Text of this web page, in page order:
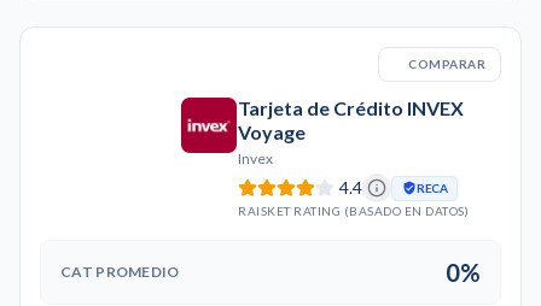
COMPARAR
Tarjeta de Crédito INVEX
Voyage
Invex
4.4
RECA
RAISKET RATING (BASADO EN DATOS)
CAT PROMEDIO 0%